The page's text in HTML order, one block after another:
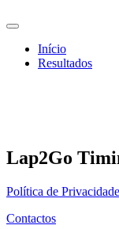
Início
Resultados
Lap2Go
Política de Privacidade
Contactos